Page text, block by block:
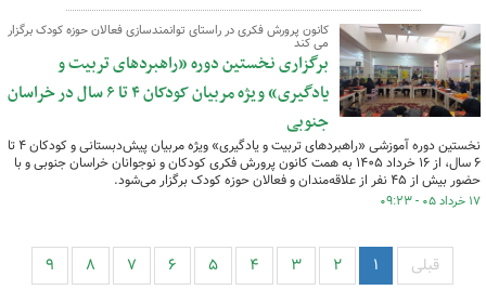
کانون پرورش فکری در راستای توانمندسازی فعالان حوزه کودک برگزار
می‌ کند
برگزاری نخستین دوره «راهبردهای تربیت و
یادگیری» ویژه مربیان کودکان ۴ تا ۶ سال در خراسان
جنوبی
نخستین دوره آموزشی «راهبردهای تربیت و یادگیری» ویژه مربیان پیش‌دبستانی و کودکان ۴ تا
۶ سال، از ۱۶ خرداد ۱۴۰۵ به همت کانون پرورش فکری کودکان و نوجوانان خراسان جنوبی و با
حضور بیش از ۴۵ نفر از علاقه‌مندان و فعالان حوزه کودک برگزار می‌شود.
۱۷ خرداد ۰۵ - ۰۹:۲۳
قبلی ۱ ۲ ۳ ۴ ۵ ۶ ۷ ۸ ۹